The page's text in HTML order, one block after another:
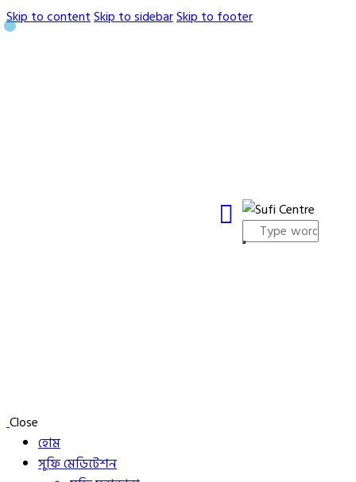
Skip to contentSkip to sidebarSkip to footer
Close
হোম
সুফি মেডিটেশন